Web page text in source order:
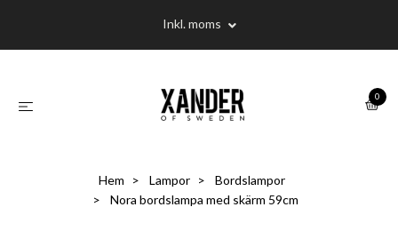
Inkl. moms
0
Hem Lampor
Bordslampor
Nora bordslampa med skärm 59cm